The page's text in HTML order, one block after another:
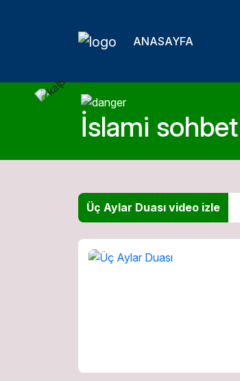
ANASAYFA
İslami
Üç Aylar Duası video izle